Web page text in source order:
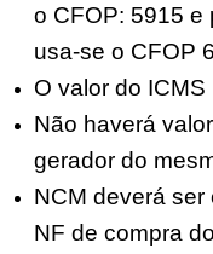
o CFOP: 5915 e
usa-se o CFOP
O valor do
Não haverá
gerador do
NCM deverá
NF de compra